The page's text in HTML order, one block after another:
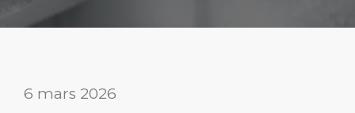
6 mars 2026